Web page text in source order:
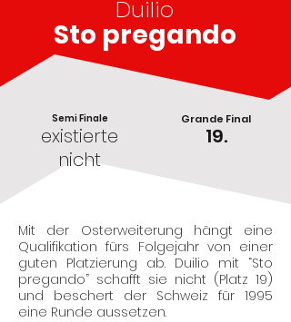
Duilio
Sto pregando
Semi Finale
existierte
nicht
Grande Final
19.
Mit der Osterweiterung hängt eine
Qualifikation fürs Folgejahr von einer
guten Platzierung ab. Duilio mit “Sto
pregando” schafft sie nicht (Platz 19)
und beschert der Schweiz für 1995
eine Runde aussetzen.